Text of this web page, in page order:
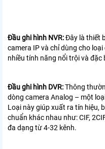
Đầu ghi hình NVR:Đây là thiết
camera IP và chỉ dùng cho
nhiều tính năng nổi trội và
Đầu ghi hình DVR:Thông
dòng camera Analog – một
Loại này giúp xuất ra tín hiệu,
chuẩn khác nhau như: CIF,
đa dạng từ 4-32 kênh.